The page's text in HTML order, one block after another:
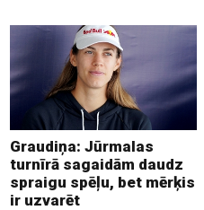
Graudiņa: Jūrmalas
turnīrā sagaidām daudz
spraigu spēļu, bet mērķis
ir uzvarēt